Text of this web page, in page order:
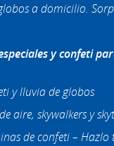
a domicilio.
y confeti
y lluvia de globos
aire, skywalkers y
de confeti – Hazlo